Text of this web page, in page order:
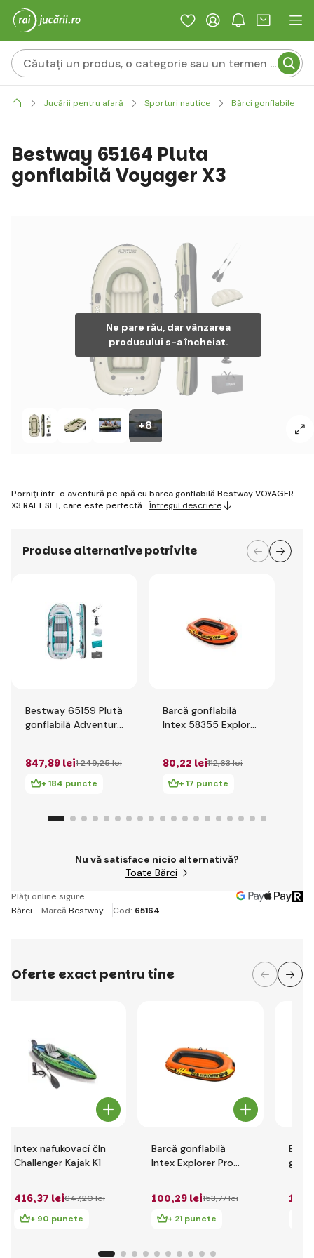
Jucării pentru afară Sporturi nautice Bărci gonflabile
+8
Ne pare rău, dar vânzarea
produsului s-a încheiat.
Bestway 65164 Pluta
gonflabilă Voyager X3
Porniți într-o aventură pe apă cu barca gonflabilă Bestway VOYAGER
X3 RAFT SET, care este perfectă… Întregul descriere
Produse alternative potrivite
Bestway 65159 Plută
gonflabilă Adventure
847,89 lei1 249,25 lei
+ 184 puncte
Barcă gonflabilă
Intex 58355 Explorer
80,22 lei112,63 lei
+ 17 puncte
Nu vă satisface nicio alternativă?
Toate Bărci
Plăți online sigure
Bărci
Marcă Bestway Cod: 65164
Oferte exact pentru tine
Intex nafukovací čln
Challenger Kajak K1
416,37 lei647,20 lei
+ 90 puncte
Barcă gonflabilă
Intex Explorer Pro
100,29 lei153,77 lei
+ 21 puncte
150